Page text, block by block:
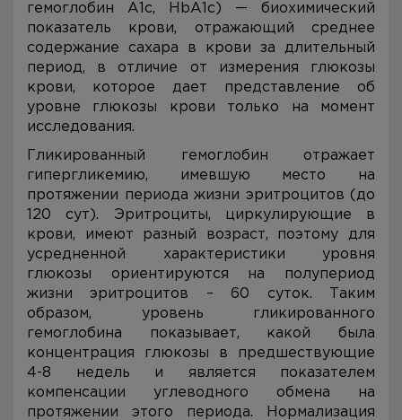
гемоглобин A1c, HbA1c) — биохимический
показатель крови, отражающий среднее
содержание сахара в крови за длительный
период, в отличие от измерения глюкозы
крови, которое дает представление об
уровне глюкозы крови только на момент
исследования.
Гликированный гемоглобин отражает
гипергликемию, имевшую место на
протяжении периода жизни эритроцитов (до
120 сут). Эритроциты, циркулирующие в
крови, имеют разный возраст, поэтому для
усредненной характеристики уровня
глюкозы ориентируются на полупериод
жизни эритроцитов – 60 суток. Таким
образом, уровень гликированного
гемоглобина показывает, какой была
концентрация глюкозы в предшествующие
4-8 недель и является показателем
компенсации углеводного обмена на
протяжении этого периода. Нормализация